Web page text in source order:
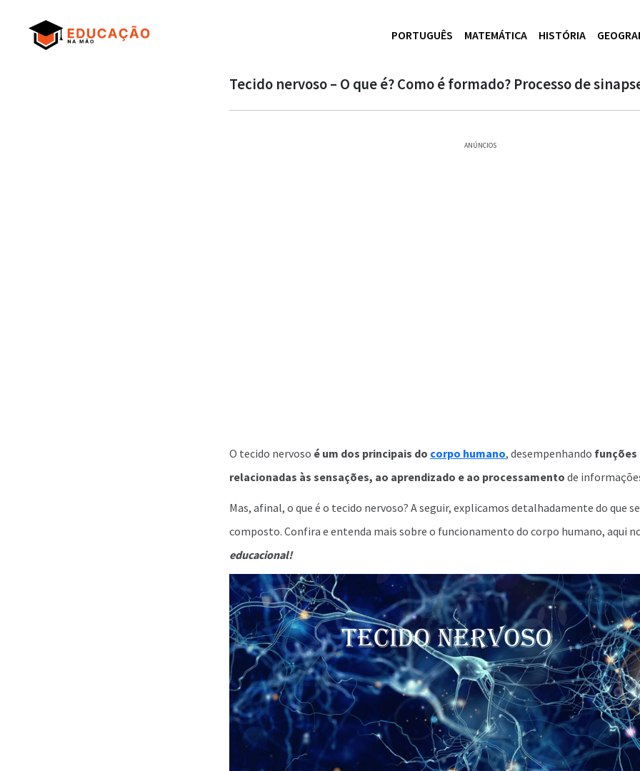
PORTUGUÊS MATEMÁTICA HISTÓRIA
Tecido nervoso – O que é? Como é formado? Processo de
ANÚNCIOS
O tecido nervoso é um dos principais do corpo humano, desempenhando
relacionadas às sensações, ao aprendizado e ao processamento de
Mas, afinal, o que é o tecido nervoso? A seguir, explicamos detalhadamente do que
composto. Confira e entenda mais sobre o funcionamento do corpo humano, aqui
educacional!